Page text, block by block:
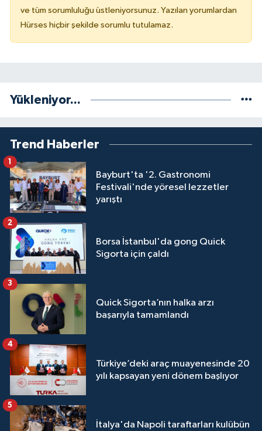
ve tüm sorumluluğu üstleniyorsunuz. Yazılan yorumlardan
Hürses hiçbir şekilde sorumlu tutulamaz.
Yükleniyor...
Trend Haberler
Bayburt'ta '2. Gastronomi
Festivali'nde yöresel lezzetler
yarıştı
1
Borsa İstanbul'da gong Quick
Sigorta için çaldı
2
Quick Sigorta’nın halka arzı
başarıyla tamamlandı
3
Türkiye’deki araç muayenesinde 20
yılı kapsayan yeni dönem başlıyor
4
İtalya'da Napoli taraftarları kulübün
5